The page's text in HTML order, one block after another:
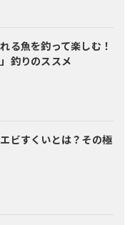
る魚を釣って楽しむ！
釣りのススメ
ビすくいとは？ その極